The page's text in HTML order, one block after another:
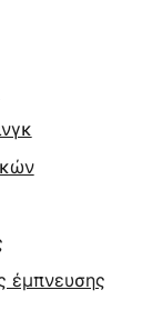
έμπνευσης